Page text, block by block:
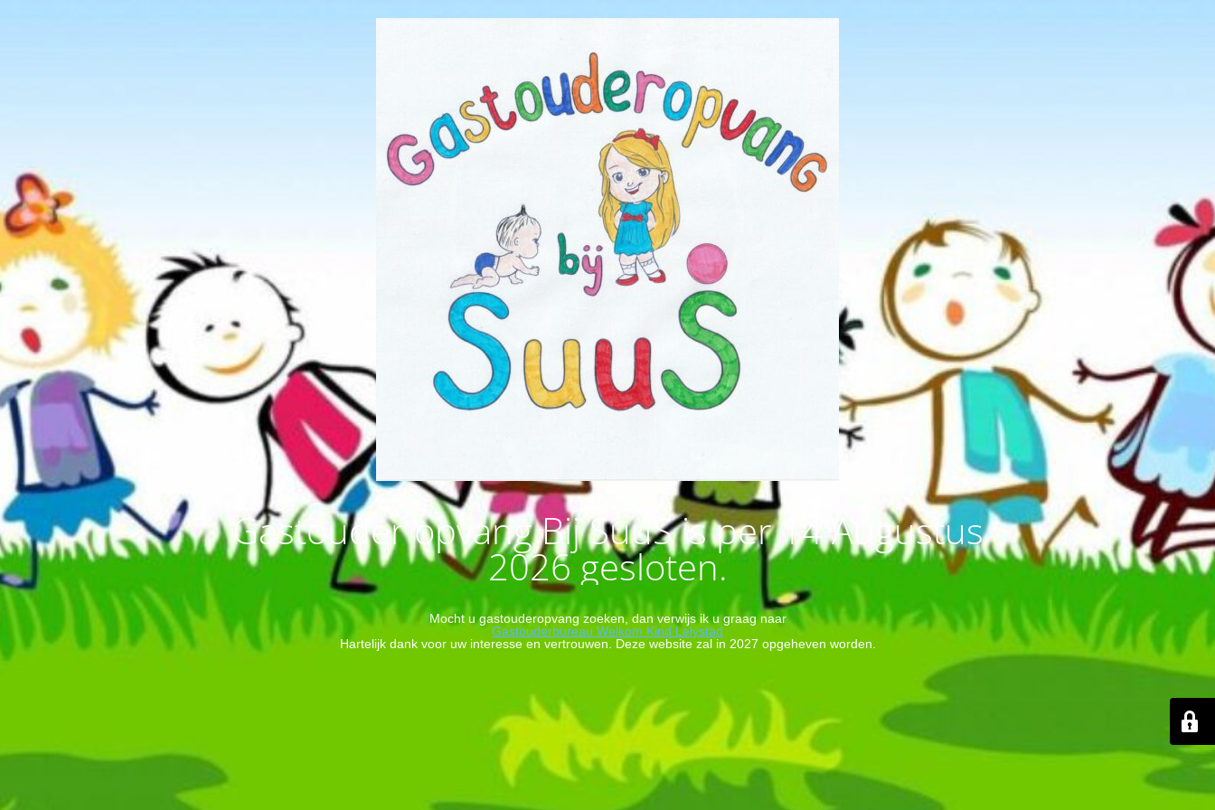
Gastouder opvang Bij SuuS is per 14 Augustus
2026 gesloten.
Mocht u gastouderopvang zoeken, dan verwijs ik u graag naar
Gastouderbureau Welkom Kind Lelystad
Hartelijk dank voor uw interesse en vertrouwen. Deze website zal in 2027 opgeheven worden.